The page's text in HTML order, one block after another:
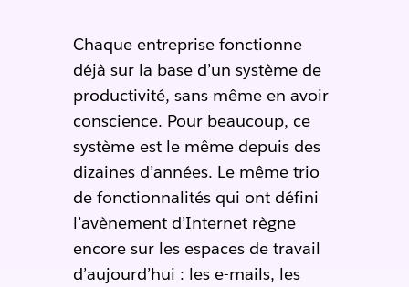
Chaque entreprise fonctionne
déjà sur la base d’un système de
productivité, sans même en avoir
conscience. Pour beaucoup, ce
système est le même depuis des
dizaines d’années. Le même trio
de fonctionnalités qui ont défini
l’avènement d’Internet règne
encore sur les espaces de travail
d’aujourd’hui : les e-mails, les